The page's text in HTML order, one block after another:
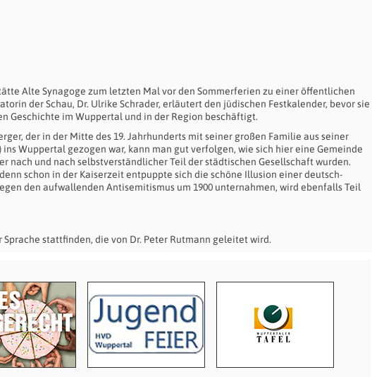
Alte Synagoge zum letzten Mal vor den Sommerferien zu einer öffentlichen
der Schau, Dr. Ulrike Schrader, erläutert den jüdischen Festkalender, bevor sie
Geschichte im Wuppertal und in der Region beschäftigt.
der in der Mitte des 19. Jahrhunderts mit seiner großen Familie aus seiner
Wuppertal gezogen war, kann man gut verfolgen, wie sich hier eine Gemeinde
nach und nach selbstverständlicher Teil der städtischen Gesellschaft wurden.
schon in der Kaiserzeit entpuppte sich die schöne Illusion einer deutsch-
den aufwallenden Antisemitismus um 1900 unternahmen, wird ebenfalls Teil
stattfinden, die von Dr. Peter Rutmann geleitet wird.